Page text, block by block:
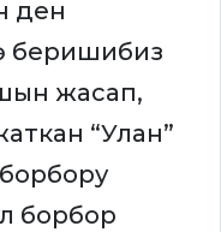
ден
беришибиз
жасап,
“Улан”
борбор